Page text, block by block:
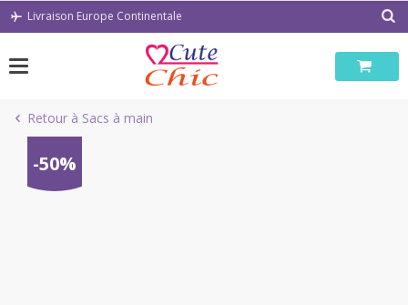
PasserLivraison Europe Continentale
Retour à Sacs à main
-50%